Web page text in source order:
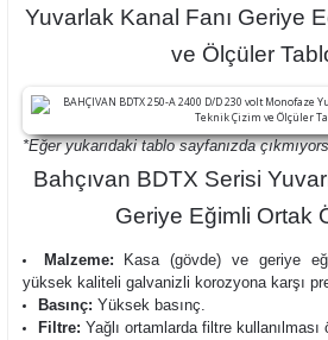
Yuvarlak Kanal Fanı Geriye
ve Ölçüler
*Eğer yukarıdaki tablo sayfanızda
Bahçıvan BDTX Serisi
Geriye Eğimli Ortak
Malzeme: Kasa(gövde) ve geriye
yüksek kaliteli galvanizli korozyona karşı
Basınç: Yüksek basınç.
Filtre: Yağlı ortamlarda filtre kullanılması